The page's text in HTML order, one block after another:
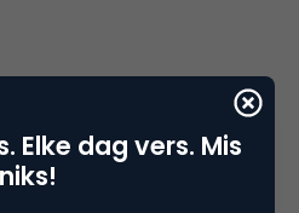
Elke dag vers. Mis
niks!